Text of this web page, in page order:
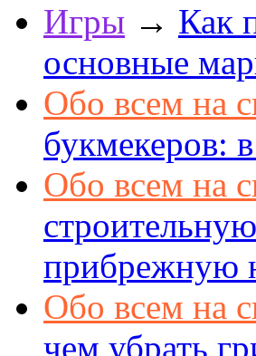
Игры → Как
основные
Обо всем на
букмекеров:
Обо всем на
прибрежную
Обо всем на
чем убрать